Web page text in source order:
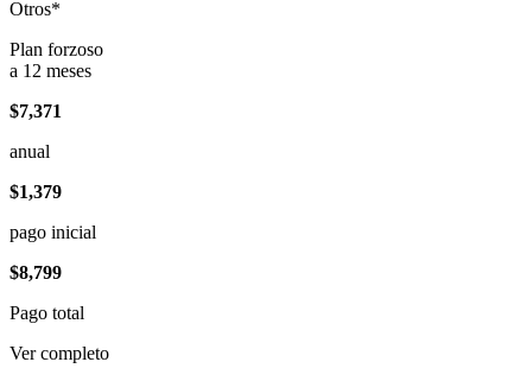
Otros*
Plan forzoso
a 12 meses
$7,371
anual
$1,379
pago inicial
$8,799
Pago total
Ver completo